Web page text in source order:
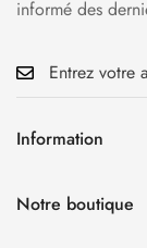
Information
La Boutique
Notre boutique
informé des